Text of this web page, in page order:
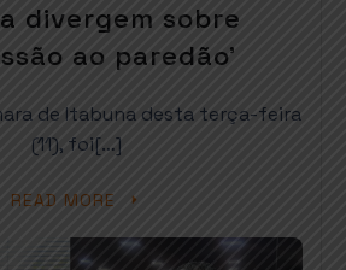
divergem sobre
ao paredão’
de Itabuna desta terça-feira
(11), foi[…]
READ MORE